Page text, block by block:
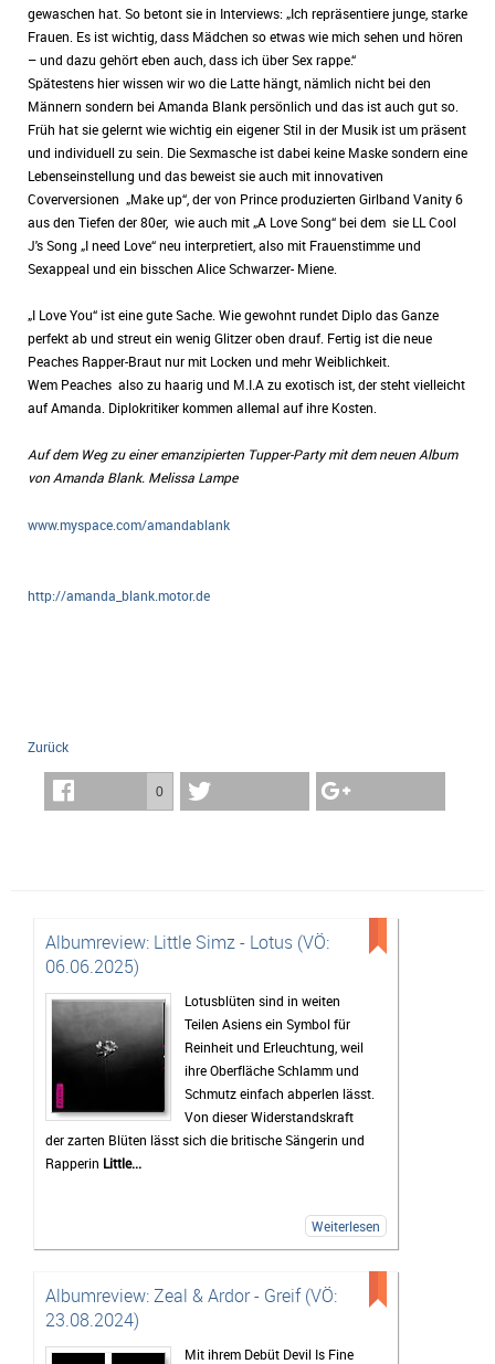
gewaschen hat. So betont sie in Interviews: „Ich repräsentiere junge, starke
Frauen. Es ist wichtig, dass Mädchen so etwas wie mich sehen und hören
– und dazu gehört eben auch, dass ich über Sex rappe.“
Spätestens hier wissen wir wo die Latte hängt, nämlich nicht bei den
Männern sondern bei Amanda Blank persönlich und das ist auch gut so.
Früh hat sie gelernt wie wichtig ein eigener Stil in der Musik ist um präsent
und individuell zu sein. Die Sexmasche ist dabei keine Maske sondern eine
Lebenseinstellung und das beweist sie auch mit innovativen
Coverversionen „Make up“, der von Prince produzierten Girlband Vanity 6
aus den Tiefen der 80er, wie auch mit „A Love Song“ bei dem sie LL Cool
J's Song „I need Love“ neu interpretiert, also mit Frauenstimme und
Sexappeal und ein bisschen Alice Schwarzer- Miene.
„I Love You“ ist eine gute Sache. Wie gewohnt rundet Diplo das Ganze
perfekt ab und streut ein wenig Glitzer oben drauf. Fertig ist die neue
Peaches Rapper-Braut nur mit Locken und mehr Weiblichkeit.
Wem Peaches also zu haarig und M.I.A zu exotisch ist, der steht vielleicht
auf Amanda. Diplokritiker kommen allemal auf ihre Kosten.
Auf dem Weg zu einer emanzipierten Tupper-Party mit dem neuen Album
von Amanda Blank. Melissa Lampe
www.myspace.com/amandablank
http://amanda_blank.motor.de
Zurück
0
Albumreview: Little Simz - Lotus (VÖ:
06.06.2025)
Lotusblüten sind in weiten
Teilen Asiens ein Symbol für
Reinheit und Erleuchtung, weil
ihre Oberfläche Schlamm und
Schmutz einfach abperlen lässt.
Von dieser Widerstandskraft
der zarten Blüten lässt sich die britische Sängerin und
Rapperin Little...
Weiterlesen
Albumreview: Zeal & Ardor - Greif (VÖ:
23.08.2024)
Mit ihrem Debüt Devil Is Fine